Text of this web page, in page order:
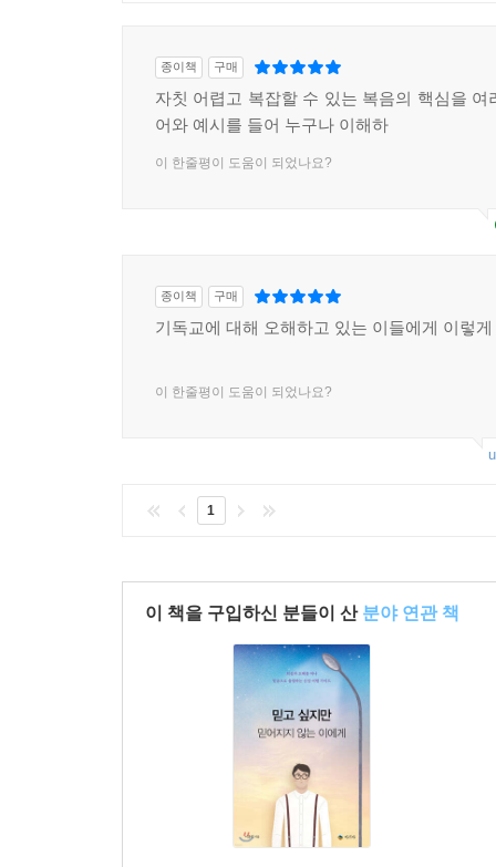
종이책 구매
자칫 어렵고 복잡할 수 있는 복음의 핵심을 여
어와 예시를 들어 누구나 이해하
이 한줄평이 도움이 되었나요?
종이책 구매
기독교에 대해 오해하고 있는 이들에게 이렇
이 한줄평이 도움이 되었나요?
1
이 책을 구입하신 분들이 산 분야 연관 책